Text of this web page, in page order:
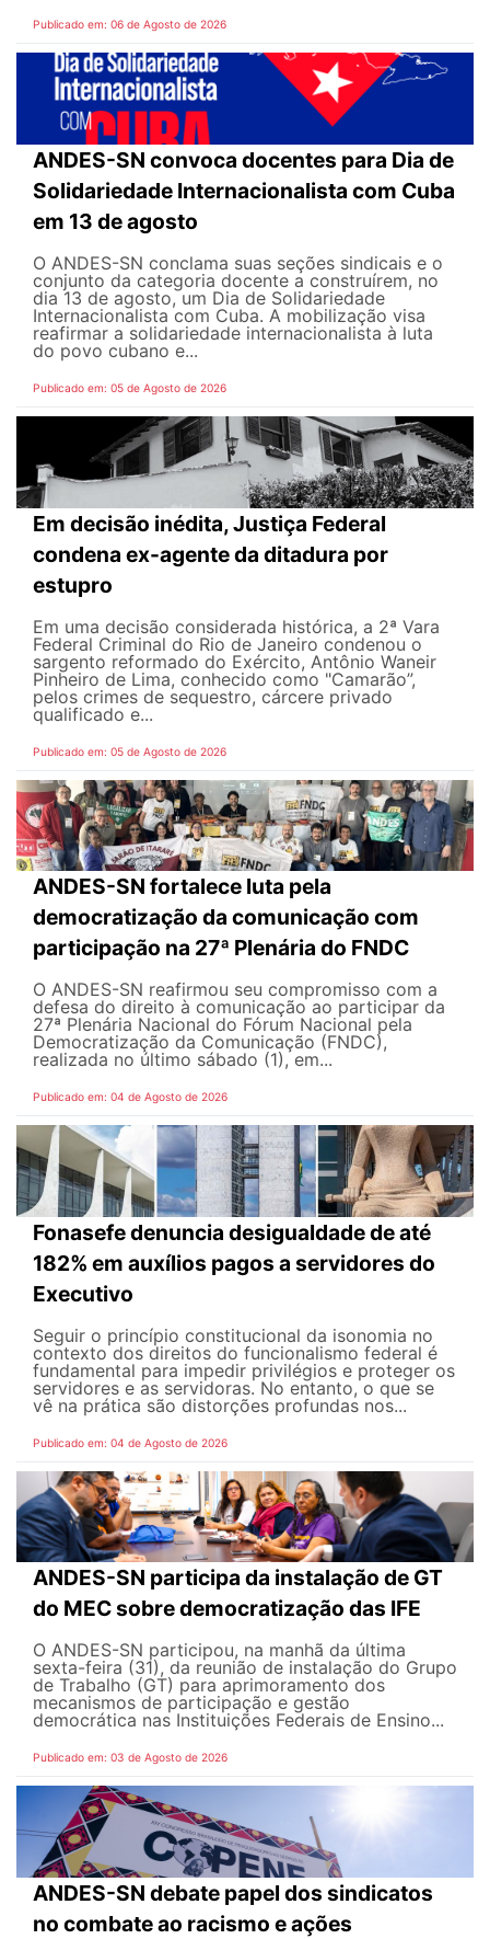
Publicado em: 06 de Agosto de 2026
ANDES-SN convoca docentes para Dia de
Solidariedade Internacionalista com Cuba
em 13 de agosto
O ANDES-SN conclama suas seções sindicais e o
conjunto da categoria docente a construírem, no
dia 13 de agosto, um Dia de Solidariedade
Internacionalista com Cuba. A mobilização visa
reafirmar a solidariedade internacionalista à luta
do povo cubano e...
Publicado em: 05 de Agosto de 2026
Em decisão inédita, Justiça Federal
condena ex-agente da ditadura por
estupro
Em uma decisão considerada histórica, a 2ª Vara
Federal Criminal do Rio de Janeiro condenou o
sargento reformado do Exército, Antônio Waneir
Pinheiro de Lima, conhecido como "Camarão”,
pelos crimes de sequestro, cárcere privado
qualificado e...
Publicado em: 05 de Agosto de 2026
ANDES-SN fortalece luta pela
democratização da comunicação com
participação na 27ª Plenária do FNDC
O ANDES-SN reafirmou seu compromisso com a
defesa do direito à comunicação ao participar da
27ª Plenária Nacional do Fórum Nacional pela
Democratização da Comunicação (FNDC),
realizada no último sábado (1), em...
Publicado em: 04 de Agosto de 2026
Fonasefe denuncia desigualdade de até
182% em auxílios pagos a servidores do
Executivo
Seguir o princípio constitucional da isonomia no
contexto dos direitos do funcionalismo federal é
fundamental para impedir privilégios e proteger os
servidores e as servidoras. No entanto, o que se
vê na prática são distorções profundas nos...
Publicado em: 04 de Agosto de 2026
ANDES-SN participa da instalação de GT
do MEC sobre democratização das IFE
O ANDES-SN participou, na manhã da última
sexta-feira (31), da reunião de instalação do Grupo
de Trabalho (GT) para aprimoramento dos
mecanismos de participação e gestão
democrática nas Instituições Federais de Ensino...
Publicado em: 03 de Agosto de 2026
ANDES-SN debate papel dos sindicatos
no combate ao racismo e ações